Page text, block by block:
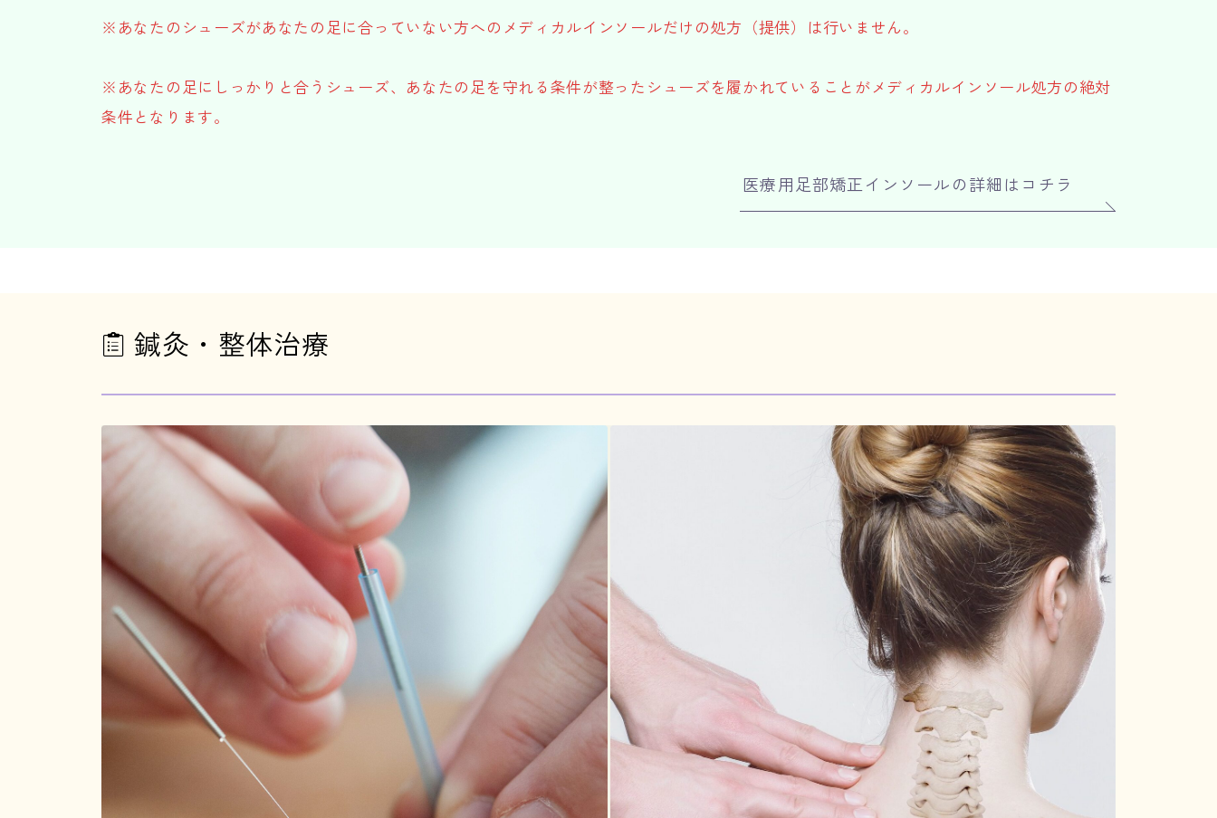
※あなたのシューズがあなたの足に合っていない方へのメディカルインソールだけの処方（提供）は行いません。
※あなたの足にしっかりと合うシューズ、あなたの足を守れる条件が整ったシューズを履かれていることがメディカルインソール処方の絶対
条件となります。
医療用足部矯正インソールの詳細はコチラ
鍼灸・整体治療